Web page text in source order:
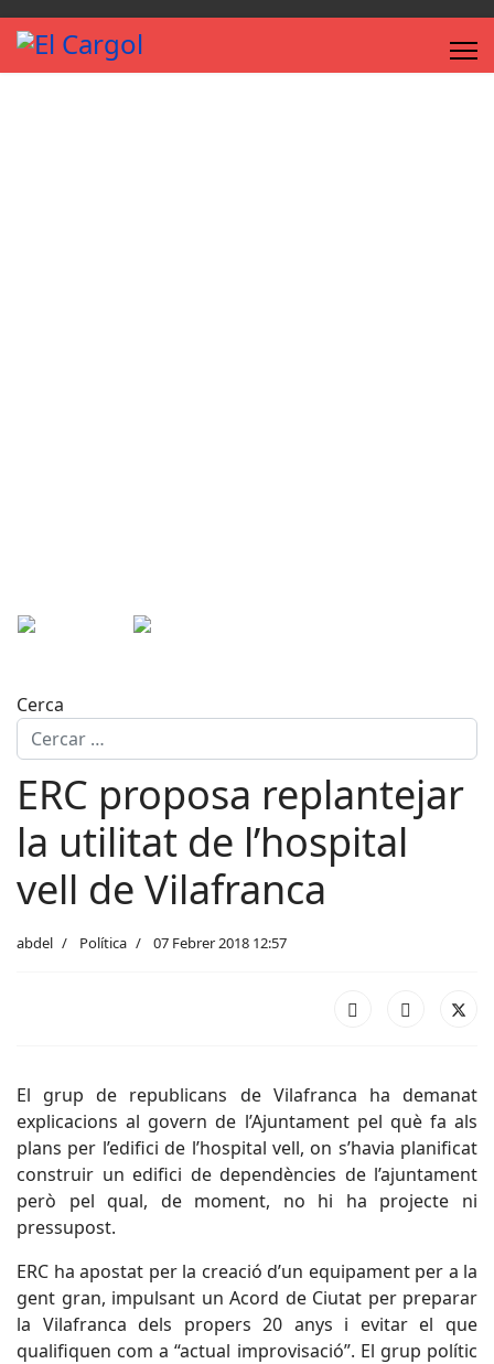
Cerca
ERC proposa replantejar
la utilitat de l’hospital
vell de Vilafranca
abdel Política 07 Febrer 2018 12:57
El grup de republicans de Vilafranca ha demanat
explicacions al govern de l’Ajuntament pel què fa als
plans per l’edifici de l’hospital vell, on s’havia planificat
construir un edifici de dependències de l’ajuntament
però pel qual, de moment, no hi ha projecte ni
pressupost.
ERC ha apostat per la creació d’un equipament per a la
gent gran, impulsant un Acord de Ciutat per preparar
la Vilafranca dels propers 20 anys i evitar el que
qualifiquen com a “actual improvisació”. El grup polític